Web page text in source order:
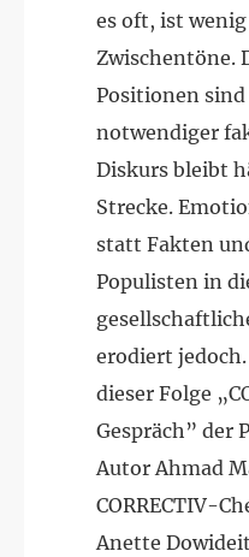
es oft, ist
Zwischentöne.
Positionen
notwendiger
Diskurs bleibt
Strecke.
statt Fakten
Populisten in
erodiert
dieser Folge
Gespräch” der
Autor Ahmad
CORRECTIV-
Anette